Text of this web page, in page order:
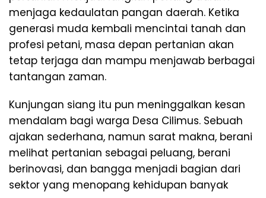
menjaga kedaulatan pangan daerah. Ketika
generasi muda kembali mencintai tanah dan
profesi petani, masa depan pertanian akan
tetap terjaga dan mampu menjawab berbagai
tantangan zaman.
Kunjungan siang itu pun meninggalkan kesan
mendalam bagi warga Desa Cilimus. Sebuah
ajakan sederhana, namun sarat makna, berani
melihat pertanian sebagai peluang, berani
berinovasi, dan bangga menjadi bagian dari
sektor yang menopang kehidupan banyak